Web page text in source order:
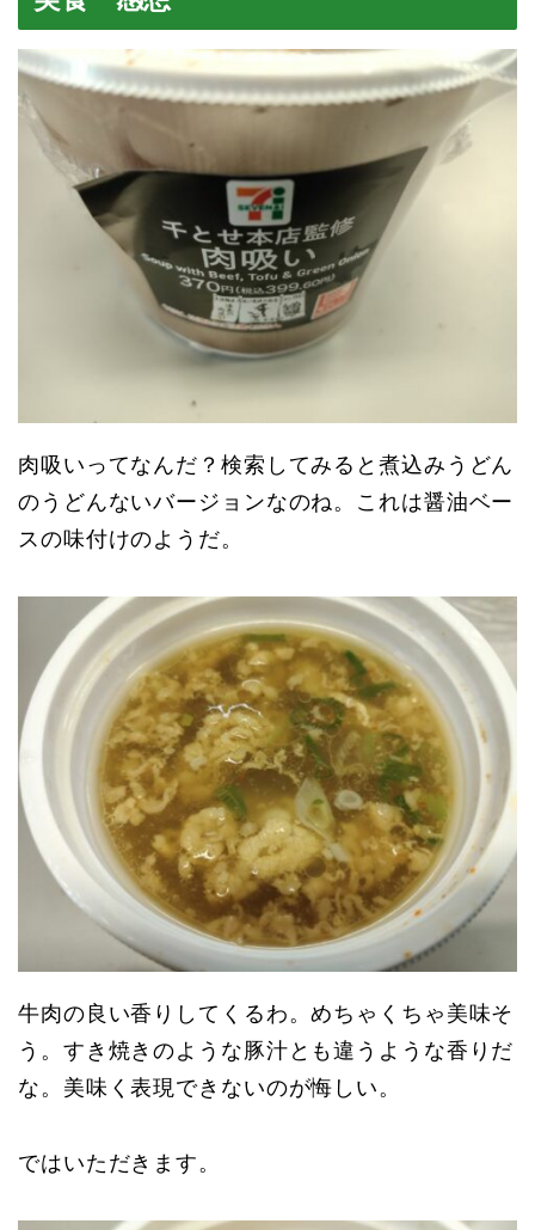
肉吸いってなんだ？検索してみると煮込みうどん
のうどんないバージョンなのね。これは醤油ベー
スの味付けのようだ。
牛肉の良い香りしてくるわ。めちゃくちゃ美味そ
う。すき焼きのような豚汁とも違うような香りだ
な。美味く表現できないのが悔しい。
ではいただきます。